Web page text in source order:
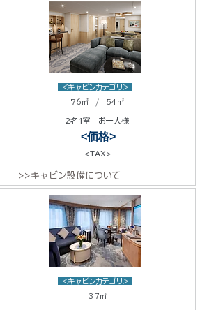
<キャビンカテゴリ>
76㎡ / 54㎡
2名1室 お一人様
<価格>
<TAX>
>>キャビン設備について
<キャビンカテゴリ>
37㎡